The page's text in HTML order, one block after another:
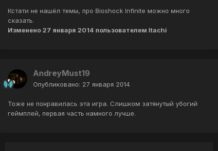
Кстати не нашёл темы, про Bioshock Infinite можно много
сказать.
Изменено 27 января 2014 пользователем Itachi
AndreyMust19
Опубликовано: 27 января 2014
Тоже не понравилась эта игра. Слишком затянутый убогий
геймплей, первая часть намного лучше.